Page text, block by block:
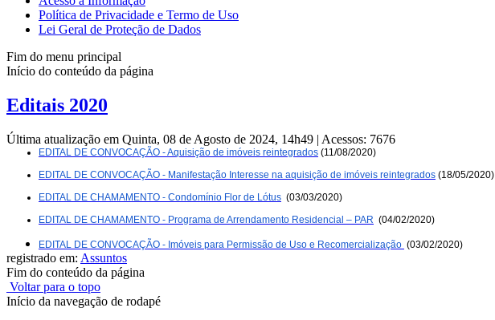
Política de Privacidade e Termo de Uso
Lei Geral de Proteção de Dados
Fim do menu principal
Início do conteúdo da página
Editais 2020
Última atualização em Quinta, 08 de Agosto de 2024, 14h49 | Acessos: 7676
EDITAL DE CONVOCAÇÃO - Aquisição de imóveis reintegrados (11/08/2020)
EDITAL DE CONVOCAÇÃO - Manifestação Interesse na aquisição de imóveis reintegrados (18/05/2020)
EDITAL DE CHAMAMENTO - Condomínio Flor de Lótus (03/03/2020)
EDITAL DE CHAMAMENTO - Programa de Arrendamento Residencial – PAR (04/02/2020)
EDITAL DE CONVOCAÇÃO - Imóveis para Permissão de Uso e Recomercialização (03/02/2020)
registrado em: Assuntos
Fim do conteúdo da página
Voltar para o topo
Início da navegação de rodapé